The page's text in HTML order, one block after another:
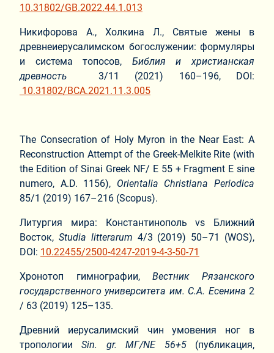
10.31802/GB.2022.44.1.013
Никифорова А., Холкина Л., Святые жены в
древнеиерусалимском богослужении: формуляры
и система топосов, Библия и христианская
древность 3/11 (2021) 160–196, DOI:
10.31802/BCA.2021.11.3.005
The Consecration of Holy Myron in the Near East: A
Reconstruction Attempt of the Greek-Melkite Rite (with
the Edition of Sinai Greek NF/ E 55 + Fragment E sine
numero, A.D. 1156), Orientalia Christiana Periodica
85/1 (2019) 167–216 (Scopus).
Литургия мира: Константинополь vs Ближний
Восток, Studia litterarum 4/3 (2019) 50–71 (WOS),
DOI: 10.22455/2500-4247-2019-4-3-50-71
Хронотоп гимнографии,Вестник Рязанского
государственного университета им. С.А. Есенина 2
/ 63 (2019) 125–135.
Древний иерусалимский чин умовения ног в
тропологииSin. gr.ΜΓ/ΝΕ56+5(публикация,